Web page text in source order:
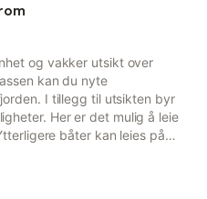
og vakker utsikt over
kan du nyte
I tillegg til utsikten byr
Her er det mulig å leie
båter kan leies på
oktober, ellers etter avtale